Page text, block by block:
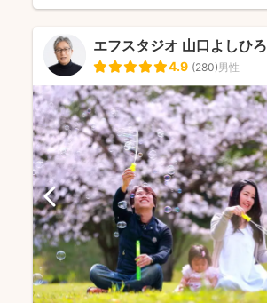
エフスタジオ 山口よしひろ
4.9 (280)男性